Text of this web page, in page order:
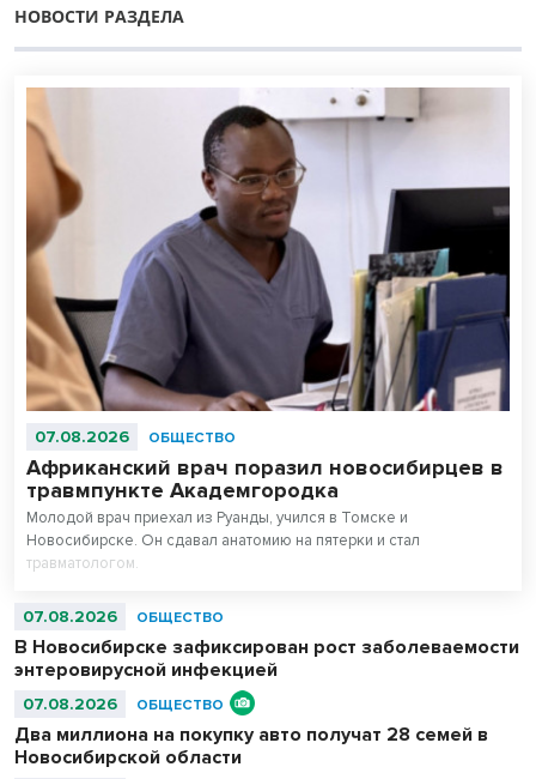
НОВОСТИ РАЗДЕЛА
07.08.2026 ОБЩЕСТВО
Африканский врач поразил новосибирцев в
травмпункте Академгородка
Молодой врач приехал из Руанды, учился в Томске и
Новосибирске. Он сдавал анатомию на пятерки и стал
травматологом.
07.08.2026 ОБЩЕСТВО
В Новосибирске зафиксирован рост заболеваемости
энтеровирусной инфекцией
07.08.2026 ОБЩЕСТВО
Два миллиона на покупку авто получат 28 семей в
Новосибирской области